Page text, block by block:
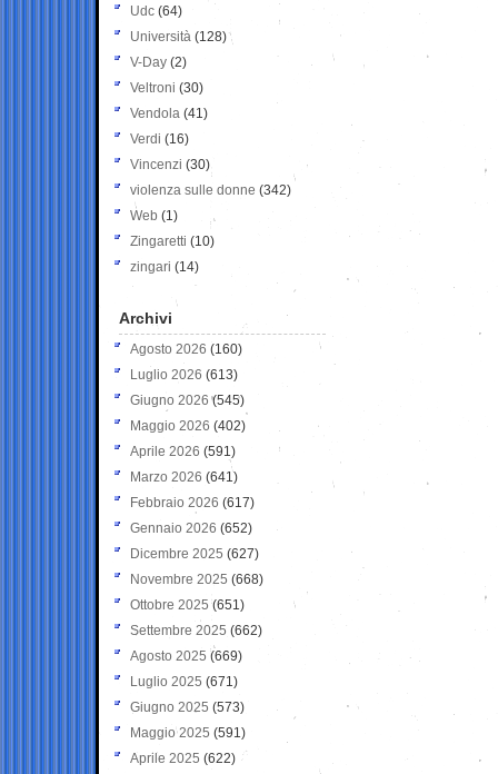
Udc (64)
Università (128)
V-Day (2)
Veltroni (30)
Vendola (41)
Verdi (16)
Vincenzi (30)
violenza sulle donne (342)
Web (1)
Zingaretti (10)
zingari (14)
Archivi
Agosto 2026 (160)
Luglio 2026 (613)
Giugno 2026 (545)
Maggio 2026 (402)
Aprile 2026 (591)
Marzo 2026 (641)
Febbraio 2026 (617)
Gennaio 2026 (652)
Dicembre 2025 (627)
Novembre 2025 (668)
Ottobre 2025 (651)
Settembre 2025 (662)
Agosto 2025 (669)
Luglio 2025 (671)
Giugno 2025 (573)
Maggio 2025 (591)
Aprile 2025 (622)